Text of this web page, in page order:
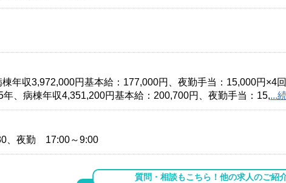
棟年収3,972,000円基本給：177,000円、夜勤手当：15,000円×4
年、病棟年収4,351,200円基本給：200,700円、夜勤手当：15,...
、夜勤 17:00～9:00
質問・相談もこちら！他の求人のご紹